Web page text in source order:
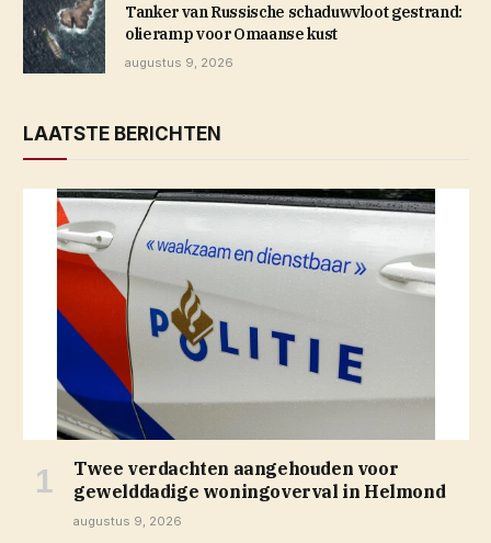
Tanker van Russische schaduwvloot gestrand:
olieramp voor Omaanse kust
augustus 9, 2026
LAATSTE BERICHTEN
Twee verdachten aangehouden voor
gewelddadige woningoverval in Helmond
augustus 9, 2026